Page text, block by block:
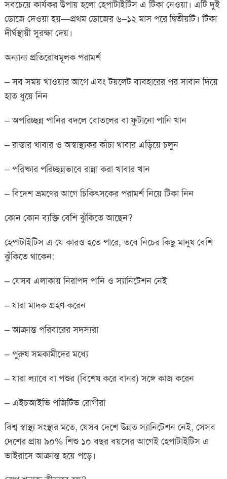
সবচেয়ে কার্যকর উপায় হলো হেপাটাইটিস এ টিকা নেওয়া। এটি দুই
ডোজে দেওয়া হয়—প্রথম ডোজের ৬–১২ মাস পরে দ্বিতীয়টি। টিকা
দীর্ঘস্থায়ী সুরক্ষা দেয়।
অন্যান্য প্রতিরোধমূলক পরামর্শ
– সব সময় খাওয়ার আগে এবং টয়লেট ব্যবহারের পর সাবান দিয়ে
হাত ধুয়ে নিন
– অপরিচ্ছন্ন পানির বদলে বোতলের বা ফুটানো পানি খান
– রাস্তার খাবার ও অস্বাস্থ্যকর কাঁচা খাবার এড়িয়ে চলুন
– পরিষ্কার পরিচ্ছন্নভাবে রান্না করা খাবার খান
– বিদেশ ভ্রমণের আগে চিকিৎসকের পরামর্শ নিয়ে টিকা নিন
কোন কোন ব্যক্তি বেশি ঝুঁকিতে আছেন?
হেপাটাইটিস এ যে কারও হতে পারে, তবে নিচের কিছু মানুষ বেশি
ঝুঁকিতে থাকেন:
– যেসব এলাকায় নিরাপদ পানি ও স্যানিটেশন নেই
– যারা মাদক গ্রহণ করেন
– আক্রান্ত পরিবারের সদস্যরা
– পুরুষ সমকামীদের মধ্যে
– যারা ল্যাবে বা পশুর (বিশেষ করে বানর) সঙ্গে কাজ করেন
– এইচআইভি পজিটিভ রোগীরা
বিশ্ব স্বাস্থ্য সংস্থার মতে, যেসব দেশে উন্নত স্যানিটেশন নেই, সেসব
দেশের প্রায় ৯০% শিশু ১০ বছর বয়সের আগেই হেপাটাইটিস এ
ভাইরাসে আক্রান্ত হয়ে পড়ে।